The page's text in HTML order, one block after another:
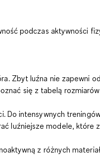
podczas aktywności
Zbyt luźna nie zapewni
się z tabelą
intensywnych
luźniejsze modele,
z różnych